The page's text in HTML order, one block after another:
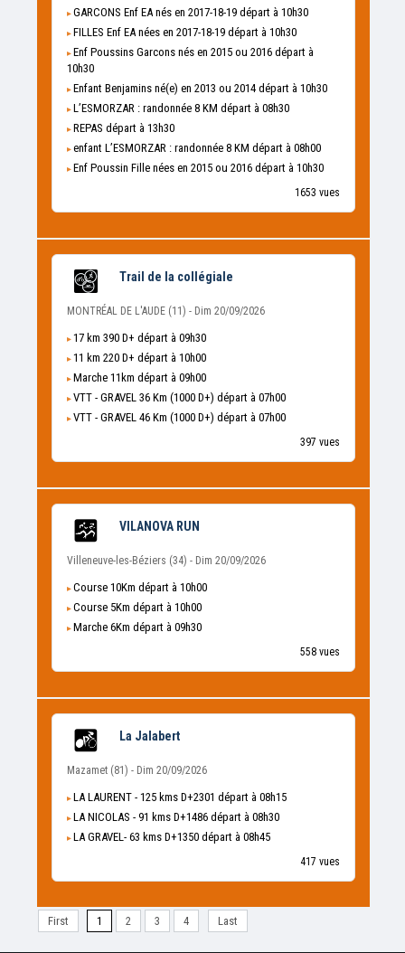
GARCONS Enf EA nés en 2017-18-19 départ à 10h30
FILLES Enf EA nées en 2017-18-19 départ à 10h30
Enf Poussins Garcons nés en 2015 ou 2016 départ à
10h30
Enfant Benjamins né(e) en 2013 ou 2014 départ à 10h30
L’ESMORZAR : randonnée 8 KM départ à 08h30
REPAS départ à 13h30
enfant L’ESMORZAR : randonnée 8 KM départ à 08h00
Enf Poussin Fille nées en 2015 ou 2016 départ à 10h30
1653 vues
Trail de la collégiale
MONTRÉAL DE L'AUDE (11) - Dim 20/09/2026
17 km 390 D+ départ à 09h30
11 km 220 D+ départ à 10h00
Marche 11km départ à 09h00
VTT - GRAVEL 36 Km (1000 D+) départ à 07h00
VTT - GRAVEL 46 Km (1000 D+) départ à 07h00
397 vues
VILANOVA RUN
Villeneuve-les-Béziers (34) - Dim 20/09/2026
Course 10Km départ à 10h00
Course 5Km départ à 10h00
Marche 6Km départ à 09h30
558 vues
La Jalabert
Mazamet (81) - Dim 20/09/2026
LA LAURENT - 125 kms D+2301 départ à 08h15
LA NICOLAS - 91 kms D+1486 départ à 08h30
LA GRAVEL- 63 kms D+1350 départ à 08h45
417 vues
First 1 2 3 4 Last